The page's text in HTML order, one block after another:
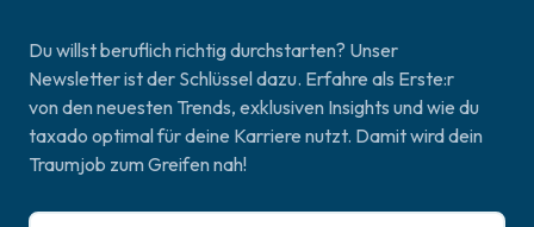
Du willst beruflich richtig durchstarten? Unser
Newsletter ist der Schlüssel dazu. Erfahre als Erste:r
von den neuesten Trends, exklusiven Insights und wie du
taxado optimal für deine Karriere nutzt. Damit wird dein
Traumjob zum Greifen nah!